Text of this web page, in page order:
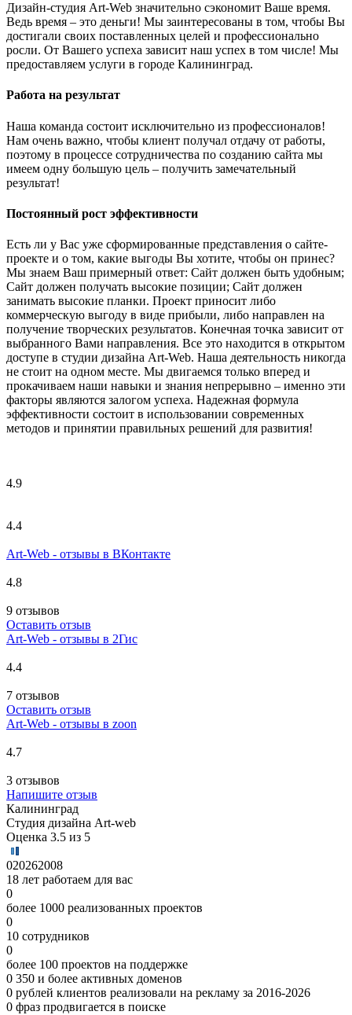
Дизайн-студия Art-Web значительно сэкономит Ваше время.
Ведь время – это деньги! Мы заинтересованы в том, чтобы Вы
достигали своих поставленных целей и профессионально
росли. От Вашего успеха зависит наш успех в том числе! Мы
предоставляем услуги в городе Калининград.
Работа на результат
Наша команда состоит исключительно из профессионалов!
Нам очень важно, чтобы клиент получал отдачу от работы,
поэтому в процессе сотрудничества по созданию сайта мы
имеем одну большую цель – получить замечательный
результат!
Постоянный рост эффективности
Есть ли у Вас уже сформированные представления о сайте-
проекте и о том, какие выгоды Вы хотите, чтобы он принес?
Мы знаем Ваш примерный ответ: Сайт должен быть удобным;
Сайт должен получать высокие позиции; Сайт должен
занимать высокие планки. Проект приносит либо
коммерческую выгоду в виде прибыли, либо направлен на
получение творческих результатов. Конечная точка зависит от
выбранного Вами направления. Все это находится в открытом
доступе в студии дизайна Art-Web. Наша деятельность никогда
не стоит на одном месте. Мы двигаемся только вперед и
прокачиваем наши навыки и знания непрерывно – именно эти
факторы являются залогом успеха. Надежная формула
эффективности состоит в использовании современных
методов и принятии правильных решений для развития!
4.9
4.4
Art-Web - отзывы в ВКонтакте
4.8
9 отзывов
Оставить отзыв
Art-Web - отзывы в 2Гис
4.4
7 отзывов
Оставить отзыв
Art-Web - отзывы в zoon
4.7
3 отзывов
Напишите отзыв
Калининград
Студия дизайна Art-web
Оценка 3.5 из 5
020262008
18 лет работаем для вас
0
более 1000 реализованных проектов
0
10 сотрудников
0
более 100 проектов на поддержке
0 350 и более активных доменов
0 рублей клиентов реализовали на рекламу за 2016-2026
0 фраз продвигается в поиске